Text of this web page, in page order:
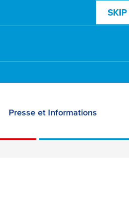
Presse et Informations